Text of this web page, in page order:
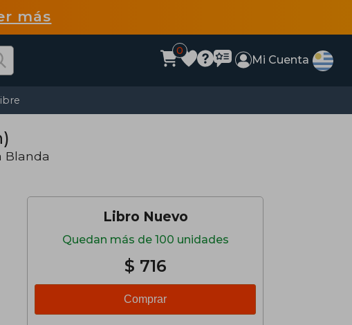
más
0
Mi Cuenta
Blanda
Libro Nuevo
Quedan más de 100 unidades
$ 716
Comprar